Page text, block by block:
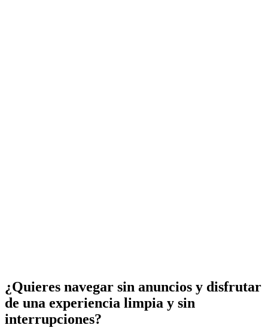
¿Quieres navegar sin anuncios y disfrutar
de una experiencia limpia y sin
interrupciones?